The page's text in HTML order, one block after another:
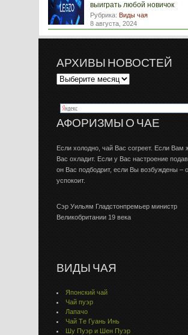
выиграть любой новичок
Рубрика: Виды чая
8 августа, 2024
АРХИВЫ НОВОСТЕЙ
АФОРИЗМЫ О ЧАЕ
Если холодно, чай Вас согреет. Если Вам
Вас охладит. Если у Вас настроение
он Вас подбодрит, если Вы возбуждены –
успокоит.
Сэр Уильям Гладстонпремьер министр
Великобритании 19 века
ВИДЫ ЧАЯ
Японский чай
Чай пуэр
Лапачо
Чай Тe Гуaнь Инь
Шу Пуэр и Шен Пуэр